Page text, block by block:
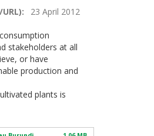
23 April 2012
stakeholders at all
or have
production and
plants is